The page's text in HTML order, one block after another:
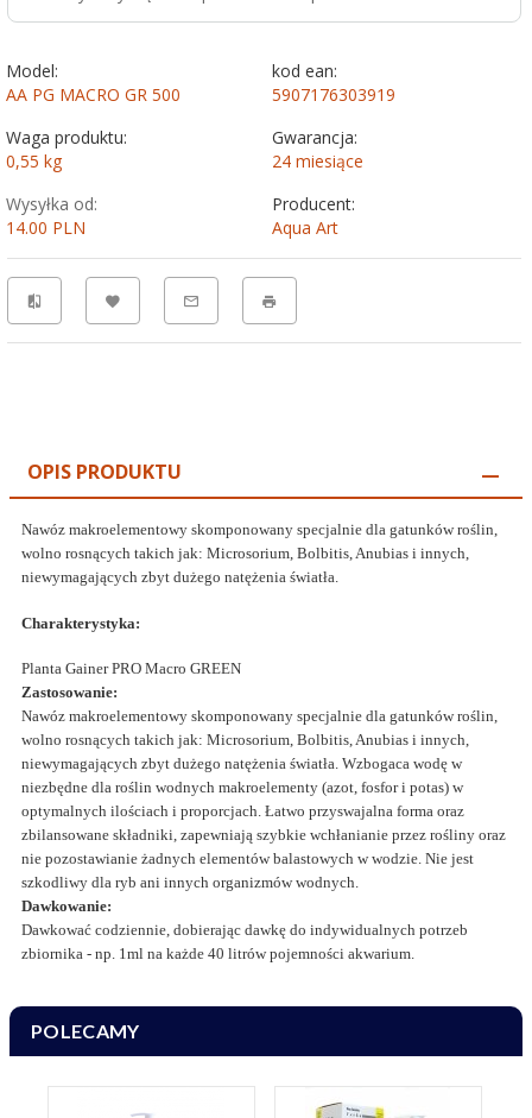
Model:
AA PG MACRO GR 500
kod ean:
5907176303919
Waga produktu:
0,55 kg
Gwarancja:
24 miesiące
Wysyłka od:
14.00 PLN
Producent:
Aqua Art
OPIS PRODUKTU
Nawóz makroelementowy skomponowany specjalnie dla gatunków roślin,
wolno rosnących takich jak: Microsorium, Bolbitis, Anubias i innych,
niewymagających zbyt dużego natężenia światła.
Charakterystyka:
Planta Gainer PRO Macro GREEN
Zastosowanie:
Nawóz makroelementowy skomponowany specjalnie dla gatunków roślin,
wolno rosnących takich jak: Microsorium, Bolbitis, Anubias i innych,
niewymagających zbyt dużego natężenia światła. Wzbogaca wodę w
niezbędne dla roślin wodnych makroelementy (azot, fosfor i potas) w
optymalnych ilościach i proporcjach. Łatwo przyswajalna forma oraz
zbilansowane składniki, zapewniają szybkie wchłanianie przez rośliny oraz
nie pozostawianie żadnych elementów balastowych w wodzie. Nie jest
szkodliwy dla ryb ani innych organizmów wodnych.
Dawkowanie:
Dawkować codziennie, dobierając dawkę do indywidualnych potrzeb
zbiornika - np. 1ml na każde 40 litrów pojemności akwarium.
POLECAMY